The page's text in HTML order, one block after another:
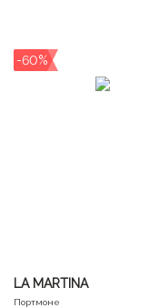
-60%
LA MARTINA
Портмоне